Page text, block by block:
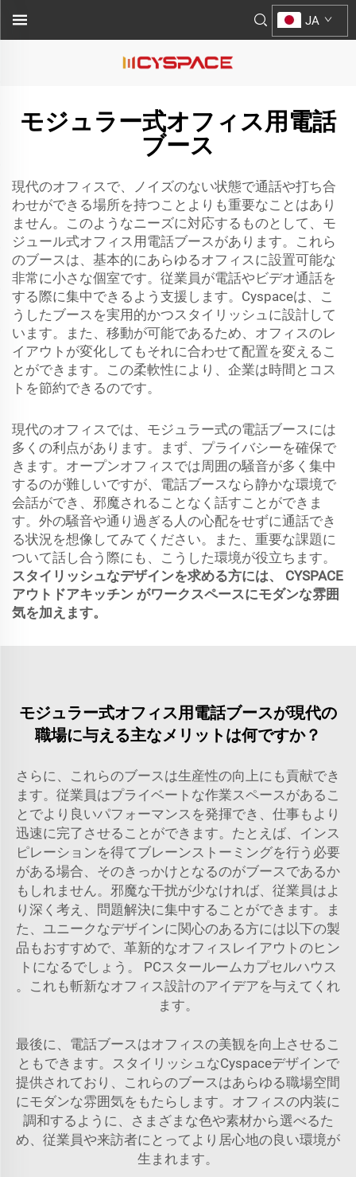
JA
モジュラー式オフィス用電話
ブース
現代のオフィスで、ノイズのない状態で通話や打ち合
わせができる場所を持つことよりも重要なことはあり
ません。このようなニーズに対応するものとして、モ
ジュール式オフィス用電話ブースがあります。これら
のブースは、基本的にあらゆるオフィスに設置可能な
非常に小さな個室です。従業員が電話やビデオ通話を
する際に集中できるよう支援します。Cyspaceは、こ
うしたブースを実用的かつスタイリッシュに設計して
います。また、移動が可能であるため、オフィスのレ
イアウトが変化してもそれに合わせて配置を変えるこ
とができます。この柔軟性により、企業は時間とコス
トを節約できるのです。
現代のオフィスでは、モジュラー式の電話ブースには
多くの利点があります。まず、プライバシーを確保で
きます。オープンオフィスでは周囲の騒音が多く集中
するのが難しいですが、電話ブースなら静かな環境で
会話ができ、邪魔されることなく話すことができま
す。外の騒音や通り過ぎる人の心配をせずに通話でき
る状況を想像してみてください。また、重要な課題に
ついて話し合う際にも、こうした環境が役立ちます。
スタイリッシュなデザインを求める方には、 CYSPACE
アウトドアキッチン がワークスペースにモダンな雰囲
気を加えます。
モジュラー式オフィス用電話ブースが現代の
職場に与える主なメリットは何ですか？
さらに、これらのブースは生産性の向上にも貢献でき
ます。従業員はプライベートな作業スペースがあるこ
とでより良いパフォーマンスを発揮でき、仕事もより
迅速に完了させることができます。たとえば、インス
ピレーションを得てブレーンストーミングを行う必要
がある場合、そのきっかけとなるのがブースであるか
もしれません。邪魔な干扰が少なければ、従業員はよ
り深く考え、問題解決に集中することができます。ま
た、ユニークなデザインに関心のある方には以下の製
品もおすすめで、革新的なオフィスレイアウトのヒン
トになるでしょう。 PCスタールームカプセルハウス
。これも斬新なオフィス設計のアイデアを与えてくれ
ます。
最後に、電話ブースはオフィスの美観を向上させるこ
ともできます。スタイリッシュなCyspaceデザインで
提供されており、これらのブースはあらゆる職場空間
にモダンな雰囲気をもたらします。オフィスの内装に
調和するように、さまざまな色や素材から選べるた
め、従業員や来訪者にとってより居心地の良い環境が
生まれます。